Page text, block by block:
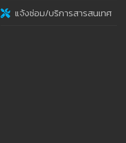
แจ้งซ่อม/บริการสารสนเทศ